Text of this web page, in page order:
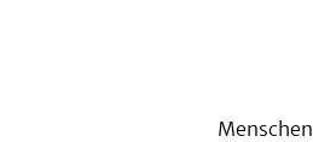
Menschen